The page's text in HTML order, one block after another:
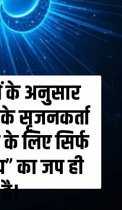
के अनुसार
के सृजनकर्ता
लिए सिर्फ
का जप ही